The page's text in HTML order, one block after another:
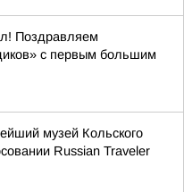
Поздравляем
с первым большим
музей Кольского
Russian Traveler